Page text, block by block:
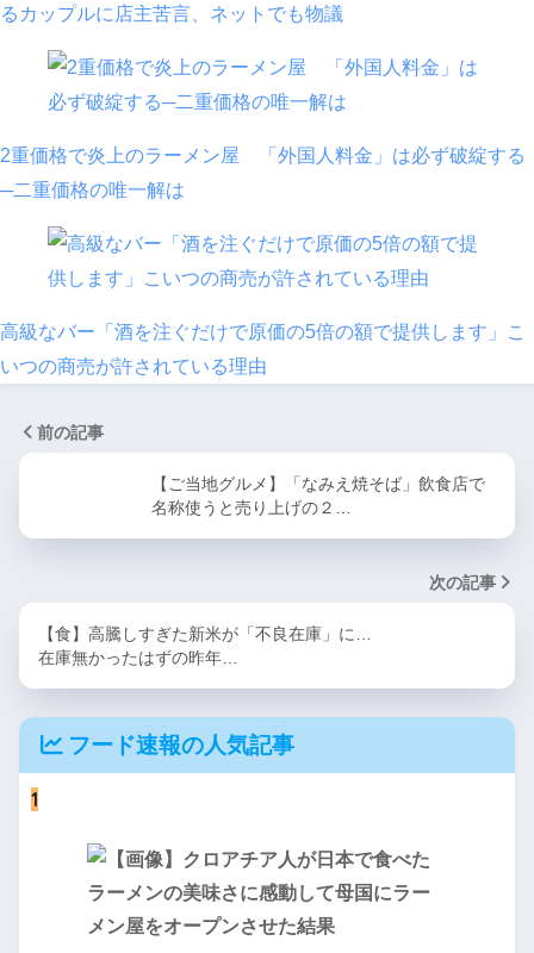
るカップルに店主苦言、ネットでも物議
2重価格で炎上のラーメン屋 「外国人料金」は必ず破綻する
─二重価格の唯一解は
高級なバー「酒を注ぐだけで原価の5倍の額で提供します」こ
いつの商売が許されている理由
前の記事
【ご当地グルメ】「なみえ焼そば」飲食店で
名称使うと売り上げの２…
次の記事
【食】高騰しすぎた新米が「不良在庫」に…
在庫無かったはずの昨年…
フード速報の人気記事
1